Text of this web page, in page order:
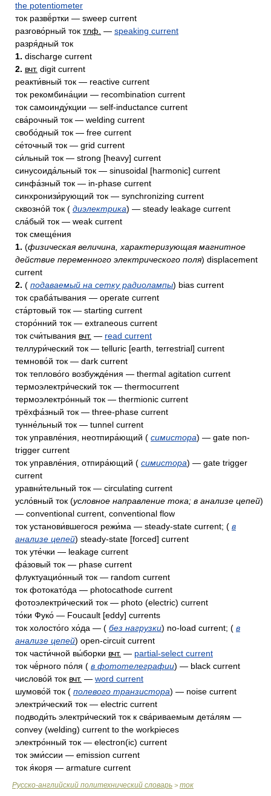
the potentiometer
ток развё́ртки — sweep current
разгово́рный ток тлф. — speaking current
разря́дный ток
1. discharge current
2. вчт. digit current
реакти́вный ток — reactive current
ток рекомбина́ции — recombination current
ток самоинду́кции — self-inductance current
сва́рочный ток — welding current
свобо́дный ток — free current
се́точный ток — grid current
си́льный ток — strong [heavy] current
синусоида́льный ток — sinusoidal [harmonic] current
синфа́зный ток — in-phase current
синхронизи́рующий ток — synchronizing current
сквозно́й ток ( диэлектрика) — steady leakage current
сла́бый ток — weak current
ток смеще́ния
1. (физическая величина, характеризующая магнитное
действие переменного электрического поля) displacement
current
2. ( подаваемый на сетку радиолампы) bias current
ток сраба́тывания — operate current
ста́ртовый ток — starting current
сторо́нний ток — extraneous current
ток счи́тывания вчт. — read current
теллури́ческий ток — telluric [earth, terrestrial] current
темново́й ток — dark current
ток теплово́го возбужде́ния — thermal agitation current
термоэлектри́ческий ток — thermocurrent
термоэлектро́нный ток — thermionic current
трёхфа́зный ток — three-phase current
тунне́льный ток — tunnel current
ток управле́ния, неотпира́ющий ( симистора) — gate non-
trigger current
ток управле́ния, отпира́ющий ( симистора) — gate trigger
current
уравни́тельный ток — circulating current
усло́вный ток (условное направление тока; в анализе цепей)
— conventional current, conventional flow
ток установи́вшегося режи́ма — steady-state current; ( в
анализе цепей) steady-state [forced] current
ток уте́чки — leakage current
фа́зовый ток — phase current
флуктуацио́нный ток — random current
ток фотокато́да — photocathode current
фотоэлектри́ческий ток — photo (electric) current
то́ки Фуко́ — Foucault [eddy] currents
ток холосто́го хо́да — ( без нагрузки) no-load current; ( в
анализе цепей) open-circuit current
ток части́чной вы́борки вчт. — partial-select current
ток чё́рного по́ля ( в фототелеграфии) — black current
числово́й ток вчт. — word current
шумово́й ток ( полевого транзистора) — noise current
электри́ческий ток — electric current
подводи́ть электри́ческий ток к сва́риваемым дета́лям —
convey (welding) current to the workpieces
электро́нный ток — electron(ic) current
ток эми́ссии — emission current
ток я́коря — armature current
Русско-английский политехнический словарь > ток